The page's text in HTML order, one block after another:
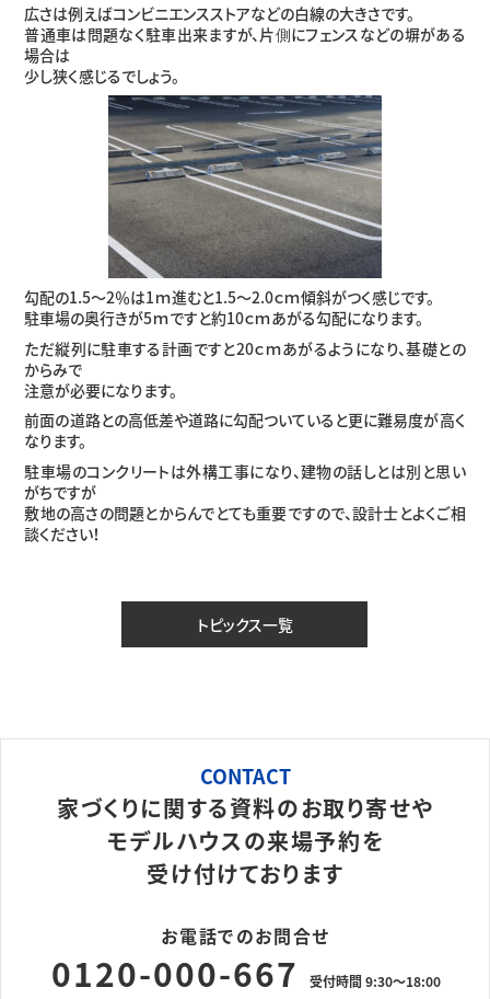
広さは例えばコンビニエンスストアなどの白線の大きさです。
普通車は問題なく駐車出来ますが、片側にフェンスなどの塀がある
場合は
少し狭く感じるでしょう。
勾配の1.5〜2％は1ｍ進むと1.5〜2.0ｃｍ傾斜がつく感じです。
駐車場の奥行きが5ｍですと約10ｃｍあがる勾配になります。
ただ縦列に駐車する計画ですと20ｃｍあがるようになり、基礎との
からみで
注意が必要になります。
前面の道路との高低差や道路に勾配ついていると更に難易度が高く
なります。
駐車場のコンクリートは外構工事になり、建物の話しとは別と思い
がちですが
敷地の高さの問題とからんでとても重要ですので、設計士とよくご相
談ください！
トピックス一覧
CONTACT
家づくりに関する資料のお取り寄せや
モデルハウスの来場予約を
受け付けております
お電話でのお問合せ
0120-000-667 受付時間 9:30～18:00